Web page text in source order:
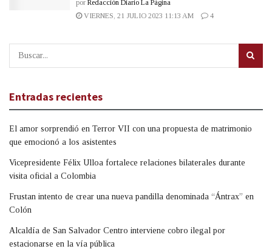
por Redacción Diario La Página
VIERNES, 21 JULIO 2023 11:13 AM
4
Entradas recientes
El amor sorprendió en Terror VII con una propuesta de matrimonio
que emocionó a los asistentes
Vicepresidente Félix Ulloa fortalece relaciones bilaterales durante
visita oficial a Colombia
Frustan intento de crear una nueva pandilla denominada “Ántrax” en
Colón
Alcaldía de San Salvador Centro interviene cobro ilegal por
estacionarse en la vía pública